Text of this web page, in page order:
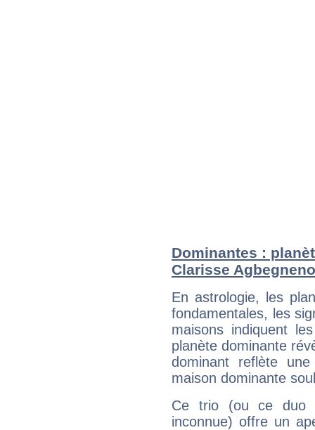
Dominantes :
Clarisse
En astrologie, les
fondamentales, les
maisons indiquent
planète dominante
dominant reflète
maison dominante
Ce trio (ou ce duo
inconnue) offre un